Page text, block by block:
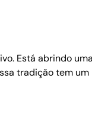
Está abrindo
tradição tem um